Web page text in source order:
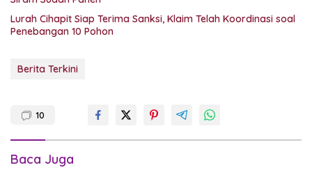
Lurah Cihapit Siap Terima Sanksi, Klaim Telah Koordinasi soal
Penebangan 10 Pohon
Berita Terkini
10
Baca Juga